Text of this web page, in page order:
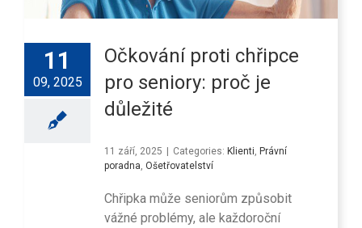
11
09, 2025
Očkování proti chřipce
pro seniory: proč je
důležité
11 září, 2025 Categories: Klienti, Právní
poradna, Ošetřovatelství
Chřipka může seniorům způsobit
vážné problémy, ale každoroční